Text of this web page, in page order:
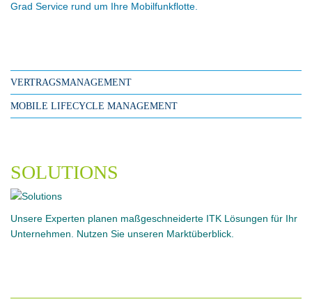
Grad Service rund um Ihre Mobilfunkflotte.
VERTRAGSMANAGEMENT
MOBILE LIFECYCLE MANAGEMENT
SOLUTIONS
Unsere Experten planen maßgeschneiderte ITK Lösungen für Ihr
Unternehmen. Nutzen Sie unseren Marktüberblick.